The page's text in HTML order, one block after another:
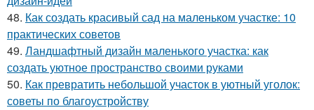
48. Как создать красивый сад на маленьком участке: 10
практических советов
49. Ландшафтный дизайн маленького участка: как
создать уютное пространство своими руками
50. Как превратить небольшой участок в уютный уголок:
советы по благоустройству